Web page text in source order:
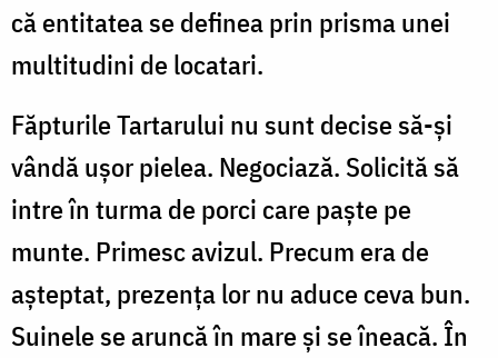
că entitatea se definea prin prisma unei
multitudini de locatari.
Făpturile Tartarului nu sunt decise să-și
vândă ușor pielea. Negociază. Solicită să
intre în turma de porci care paște pe
munte. Primesc avizul. Precum era de
așteptat, prezența lor nu aduce ceva bun.
Suinele se aruncă în mare și se îneacă. În